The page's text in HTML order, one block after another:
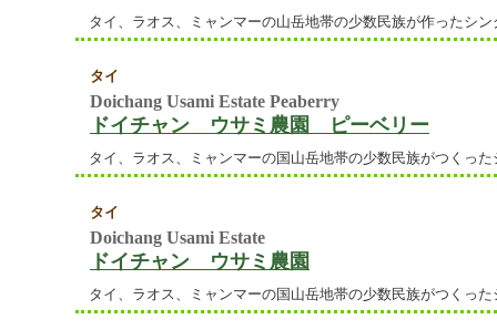
タイ、ラオス、ミャンマーの山岳地帯の少数民族が作ったシ
タイ
Doichang Usami Estate Peaberry
ドイチャン ウサミ農園 ピーベリー
タイ、ラオス、ミャンマーの国山岳地帯の少数民族がつくっ
タイ
Doichang Usami Estate
ドイチャン ウサミ農園
タイ、ラオス、ミャンマーの国山岳地帯の少数民族がつくっ